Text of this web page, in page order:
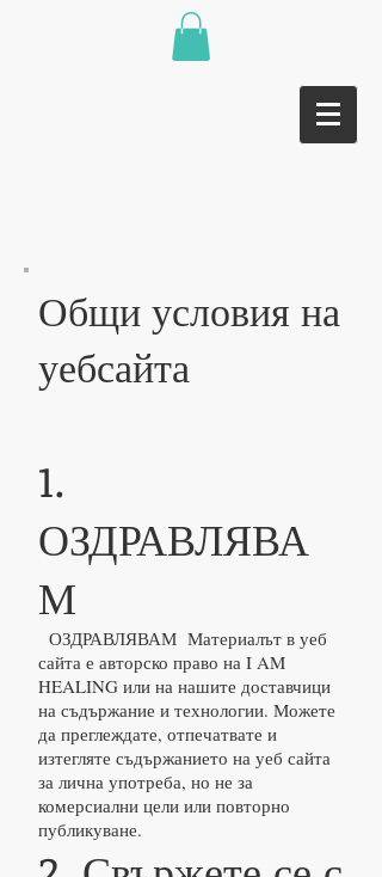
Общи условия на
уебсайта
1.
ОЗДРАВЛЯВА
М
ОЗДРАВЛЯВАМ Материалът в уеб
сайта е авторско право на I AM
HEALING или на нашите доставчици
на съдържание и технологии. Можете
да преглеждате, отпечатвате и
изтегляте съдържанието на уеб сайта
за лична употреба, но не за
комерсиални цели или повторно
публикуване.